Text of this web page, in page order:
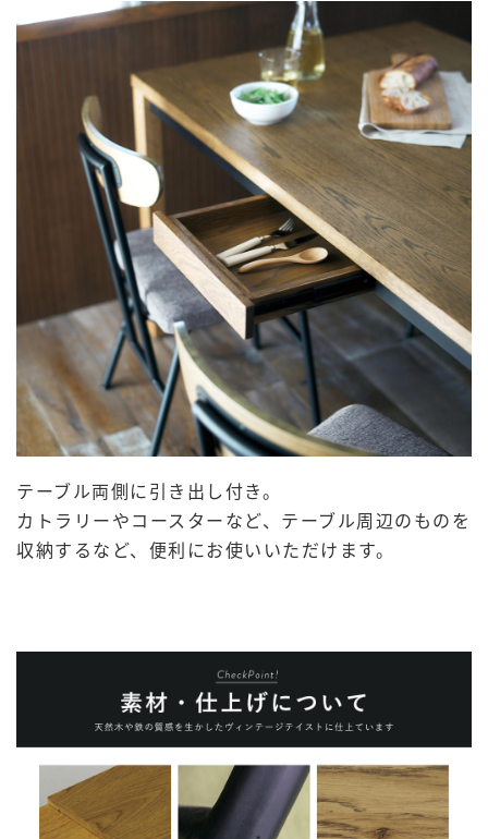
テーブル両側に引き出し付き。
カトラリーやコースターなど、テーブル周辺のものを
収納するなど、便利にお使いいただけます。